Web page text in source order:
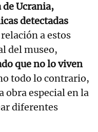
de Ucrania,
detectadas
a estos
del museo,
que no lo viven
todo lo contrario,
obra especial en la
diferentes